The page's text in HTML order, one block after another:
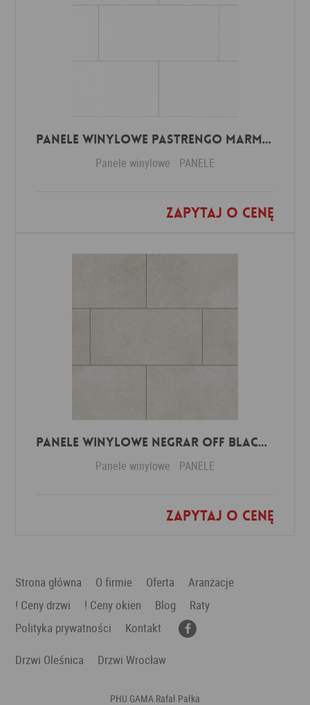
Panele winylowe Pastrengo marmor beige 57590 Klasa 34 3 mm
Panele winylowe PANELE
Zapytaj o cenę
Dodaj do ulubionych
Panele winylowe Negrar off black 57614 Klasa 34 3 mm
Panele winylowe PANELE
Zapytaj o cenę
Dodaj do ulubionych
Strona główna O firmie Oferta
Aranżacje
! Ceny drzwi
! Ceny okien Blog
Raty
Polityka prywatności
Kontakt
Drzwi Oleśnica
Drzwi Wrocław
PHU GAMA Rafał Pałka